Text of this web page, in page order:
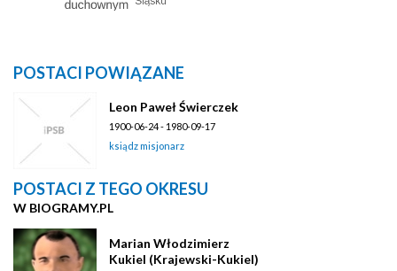
POSTACI POWIĄZANE
Leon Paweł Świerczek
1900-06-24 - 1980-09-17
ksiądz misjonarz
POSTACI Z TEGO OKRESU
W BIOGRAMY.PL
Marian Włodzimierz
Kukiel (Krajewski-Kukiel)